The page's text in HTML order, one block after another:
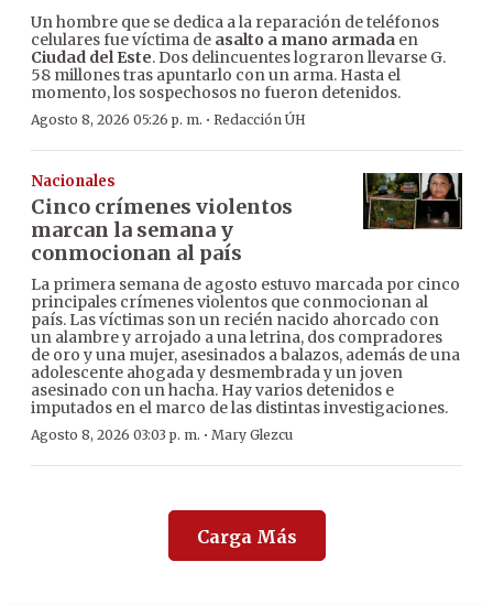
Un hombre que se dedica a la reparación de teléfonos
celulares fue víctima de asalto a mano armada en
Ciudad del Este. Dos delincuentes lograron llevarse G.
58 millones tras apuntarlo con un arma. Hasta el
momento, los sospechosos no fueron detenidos.
Agosto 8, 2026 05:26 p. m. · Redacción ÚH
Nacionales
Cinco crímenes violentos
marcan la semana y
conmocionan al país
La primera semana de agosto estuvo marcada por cinco
principales crímenes violentos que conmocionan al
país. Las víctimas son un recién nacido ahorcado con
un alambre y arrojado a una letrina, dos compradores
de oro y una mujer, asesinados a balazos, además de una
adolescente ahogada y desmembrada y un joven
asesinado con un hacha. Hay varios detenidos e
imputados en el marco de las distintas investigaciones.
Agosto 8, 2026 03:03 p. m. · Mary Glezcu
Carga Más